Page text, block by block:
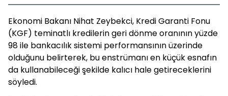
Ekonomi Bakanı Nihat Zeybekci, Kredi Garanti Fonu
(KGF) teminatlı kredilerin geri dönme oranının yüzde
98 ile bankacılık sistemi performansının üzerinde
olduğunu belirterek, bu enstrümanı en küçük esnafın
da kullanabileceği şekilde kalıcı hale getireceklerini
söyledi.